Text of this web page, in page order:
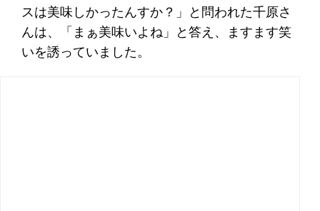
スは美味しかったんすか？」と問われた千原さ
んは、「まぁ美味いよね」と答え、ますます笑
いを誘っていました。